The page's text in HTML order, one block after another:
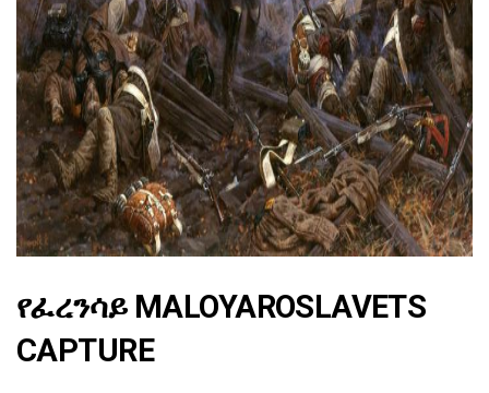
ad
የፈረንሳይ MALOYAROSLAVETS
CAPTURE